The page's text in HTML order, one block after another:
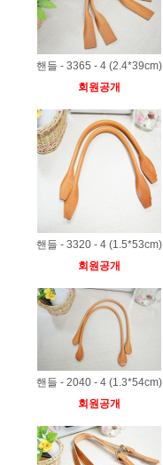
핸들 - 3365 - 4 (2.4*39cm)
회원공개
핸들 - 3320 - 4 (1.5*53cm)
회원공개
핸들 - 2040 - 4 (1.3*54cm)
회원공개